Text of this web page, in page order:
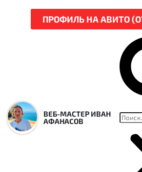
ПРОФИЛЬ НА АВИТО
ВЕБ-МАСТЕР ИВАН
АФАНАСОВ